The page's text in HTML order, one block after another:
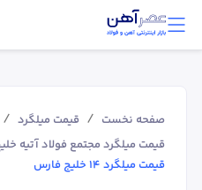
صفحه نخست / قیمت میلگرد /
قیمت میلگرد مجتمع فولاد آتیه
قیمت میلگرد ۱۴ خلیج فارس